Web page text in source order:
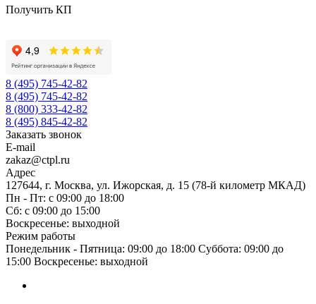
Получить КП
8 (495) 745-42-82
8 (495) 745-42-82
8 (800) 333-42-82
8 (495) 845-42-82
Заказать звонок
E-mail
zakaz@ctpl.ru
Адрес
127644, г. Москва, ул. Ижорская, д. 15 (78-й километр МКАД)
Пн - Пт: с 09:00 до 18:00
Сб: с 09:00 до 15:00
Воскресенье: выходной
Режим работы
Понедельник - Пятница: 09:00 до 18:00 Суббота: 09:00 до
15:00 Воскресенье: выходной